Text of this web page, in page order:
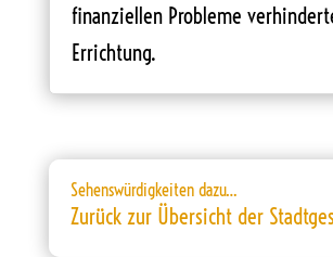
finanziellen Probleme
Errichtung.
Sehenswürdigkeiten dazu…
Zurück zur Übersicht der